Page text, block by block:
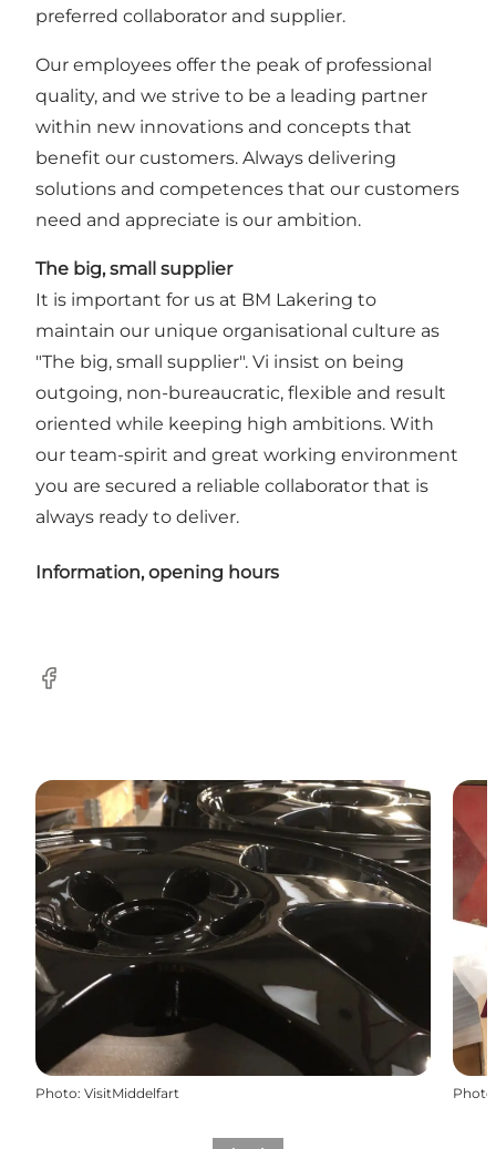
preferred collaborator and supplier.
Our employees offer the peak of professional
quality, and we strive to be a leading partner
within new innovations and concepts that
benefit our customers. Always delivering
solutions and competences that our customers
need and appreciate is our ambition.
The big, small supplier
It is important for us at BM Lakering to
maintain our unique organisational culture as
"The big, small supplier". Vi insist on being
outgoing, non-bureaucratic, flexible and result
oriented while keeping high ambitions. With
our team-spirit and great working environment
you are secured a reliable collaborator that is
always ready to deliver.
Information, opening hours
Facebook
Photo: VisitMiddelfart Photo